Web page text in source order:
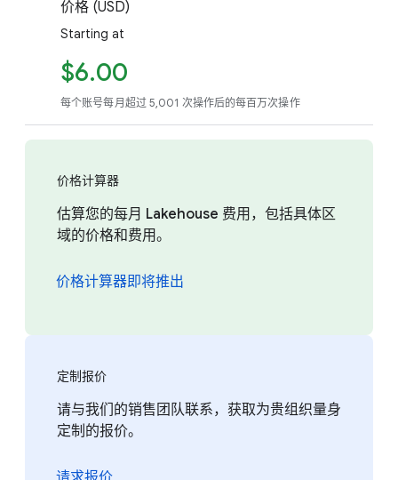
价格 (USD)
Starting at
$6.00
每个账号每月超过 5,001 次操作后的每百万次操作
价格计算器
估算您的每月 Lakehouse 费用，包括具体区
域的价格和费用。
价格计算器即将推出
定制报价
请与我们的销售团队联系，获取为贵组织量身
定制的报价。